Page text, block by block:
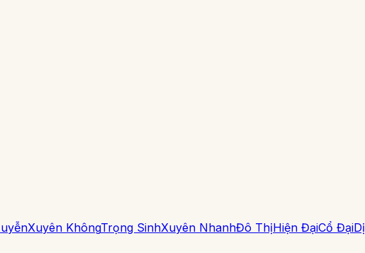
Xuyên KhôngTrọng SinhXuyên NhanhĐô ThịHiện ĐạiCổ Đại